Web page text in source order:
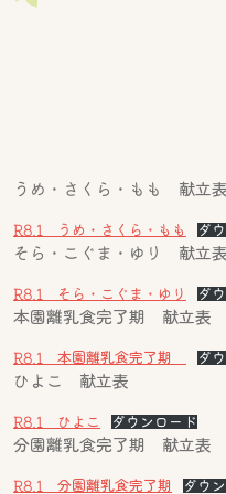
うめ・さくら・もも 献立表
R8.1 うめ・さくら・もも ダ
そら・こぐま・ゆり 献立表
R8.1 そら・こぐま・ゆり ダ
本園離乳食完了期 献立表
R8.1 本園離乳食完了期 ダ
ひよこ 献立表
R8.1 ひよこ ダウンロード
分園離乳食完了期 献立表
R8.1 分園離乳食完了期 ダウ